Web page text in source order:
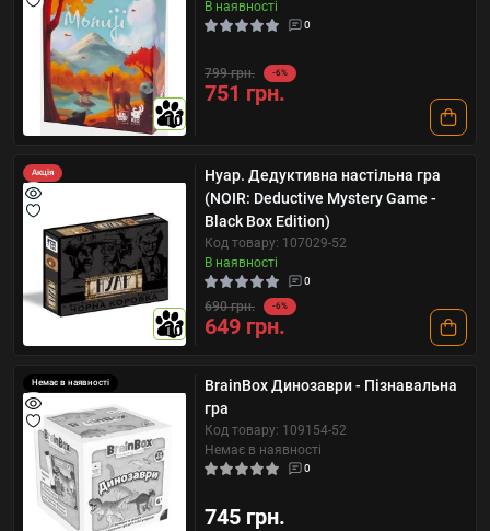
10
В наявності
0
799 грн. -6%
751 грн.
Акція
10
Нуар. Дедуктивна настільна гра
(NOIR: Deductive Mystery Game -
Black Box Edition)
Код товару: 107029-52
В наявності
0
690 грн. -6%
649 грн.
Немає в наявності
BrainBox Динозаври - Пізнавальна
гра
Код товару: 109154-52
Немає в наявності
0
745 грн.